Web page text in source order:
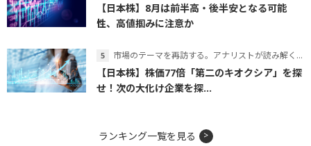
【日本株】8月は前半高・後半安となる可能
性、高値掴みに注意か
市場のテーマを再訪する。アナリストが読み解くテーマの本質
【日本株】株価77倍「第二のキオクシア」を探
せ！次の大化け企業を探...
ランキング一覧を見る